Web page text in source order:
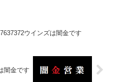
ウインズは闇金です
闇金です